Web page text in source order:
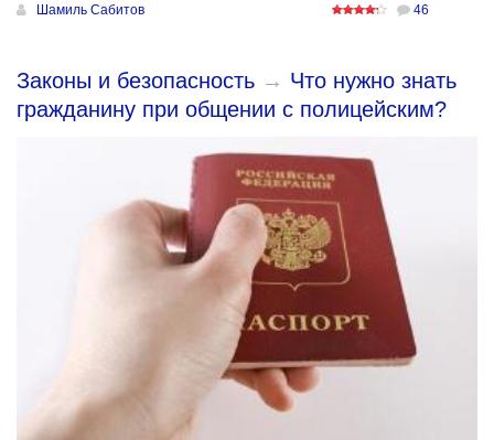
Шамиль Сабитов 46
Законы и безопасность → Что нужно знать
гражданину при общении с полицейским?